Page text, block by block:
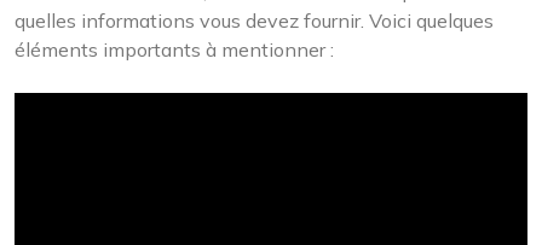
quelles informations vous devez fournir. Voici quelques
éléments importants à mentionner :